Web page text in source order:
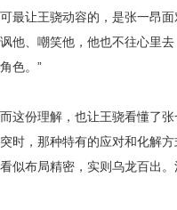
可最让王骁动容的，是张一昂面
讽他、嘲笑他，他也不往心里
角色。”
而这份理解，也让王骁看懂了张
突时，那种特有的应对和化解
看似布局精密，实则乌龙百出